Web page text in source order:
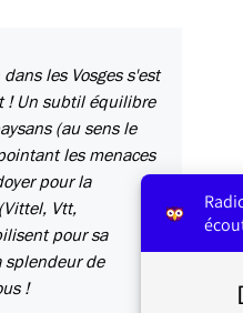
les Vosges s'est
! Un subtil équilibre
(au sens le
les menaces
pour la
Vtt,
pour sa
splendeur de
!